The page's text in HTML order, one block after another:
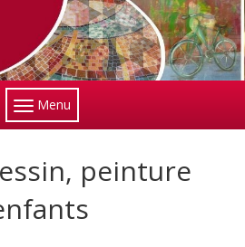
Menu
peinture